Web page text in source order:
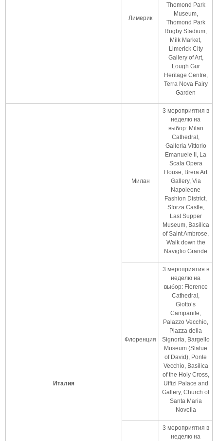
Лимерик
Thomond Park
Museum,
Thomond Park
Rugby Stadium,
Milk Market,
Limerick City
Gallery of Art,
Lough Gur
Heritage Centre,
Terra Nova Fairy
Garden
Италия
Милан
3 мероприятия в
неделю на
выбор: Milan
Cathedral,
Galleria Vittorio
Emanuele II, La
Scala Opera
House, Brera Art
Gallery, Via
Napoleone
Fashion District,
Sforza Castle,
Last Supper
Museum, Basilica
of Saint Ambrose,
Walk down the
Naviglio Grande
Флоренция
3 мероприятия в
неделю на
выбор: Florence
Cathedral,
Giotto’s
Campanile,
Palazzo Vecchio,
Piazza della
Signoria, Bargello
Museum (Statue
of David), Ponte
Vecchio, Basilica
of the Holy Cross,
Uffizi Palace and
Gallery, Church of
Santa Maria
Novella
3 мероприятия в
неделю на